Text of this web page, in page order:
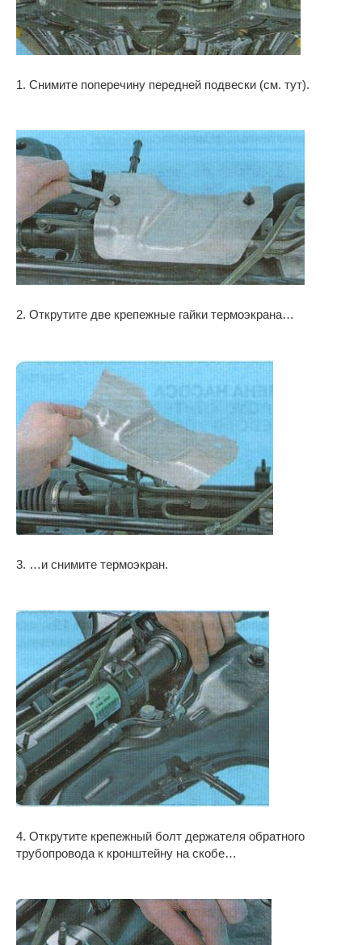
1. Снимите поперечину передней подвески (см. тут).
2. Открутите две крепежные гайки термоэкрана…
3. …и снимите термоэкран.
4. Открутите крепежный болт держателя обратного
трубопровода к кронштейну на скобе…